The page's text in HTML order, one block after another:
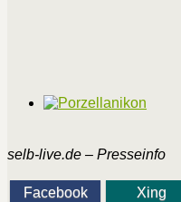
selb-live.de – Presseinfo
Facebook Xing